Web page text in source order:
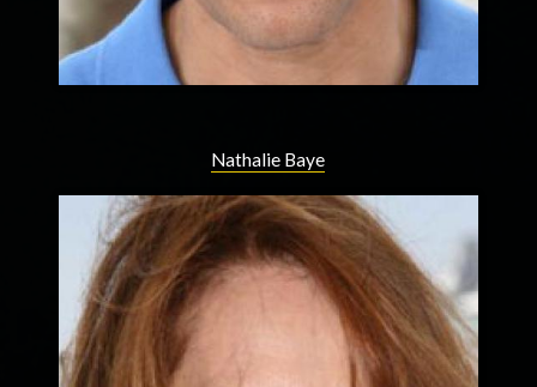
Nathalie Baye